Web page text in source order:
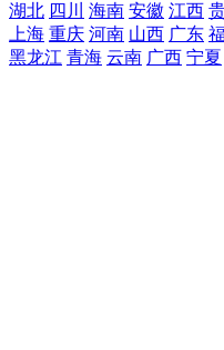
湖北 四川 海南 安徽 江西
上海 重庆 河南 山西 广东
黑龙江 青海 云南 广西 宁夏